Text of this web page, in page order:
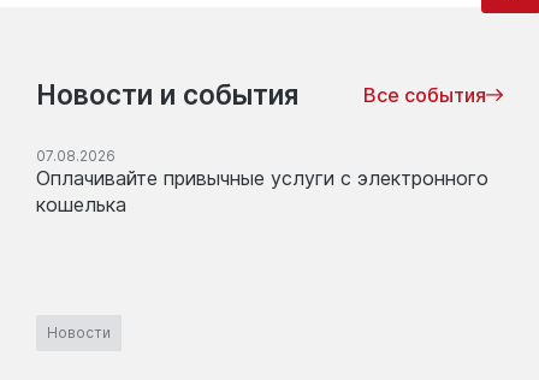
Новости и события Все события
07.08.2026
Оплачивайте привычные услуги с электронного
кошелька
Новости